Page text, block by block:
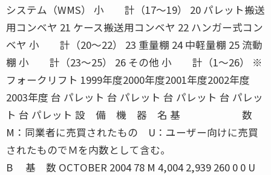
システム（WMS） 小 計（17〜19） 20 パレット搬送
用コンベヤ 21 ケース搬送用コンベヤ 22 ハンガー式コン
ベヤ 小 計（20〜22） 23 重量棚 24 中軽量棚 25 流動
棚 小 計（23〜25） 26 その他 小 計（1〜26） ※
フォークリフト 1999年度2000年度2001年度2002年度
2003年度 台 パレット 台 パレット 台 パレット 台 パレッ
ト 台 パレット 設 備 機 器 名 基 数
M：同業者に売買されたもの U：ユーザー向けに売買
されたものでＭを内数として含む。
B 基 数 OCTOBER 2004 78 M 4,004 2,939 260 0 0 U